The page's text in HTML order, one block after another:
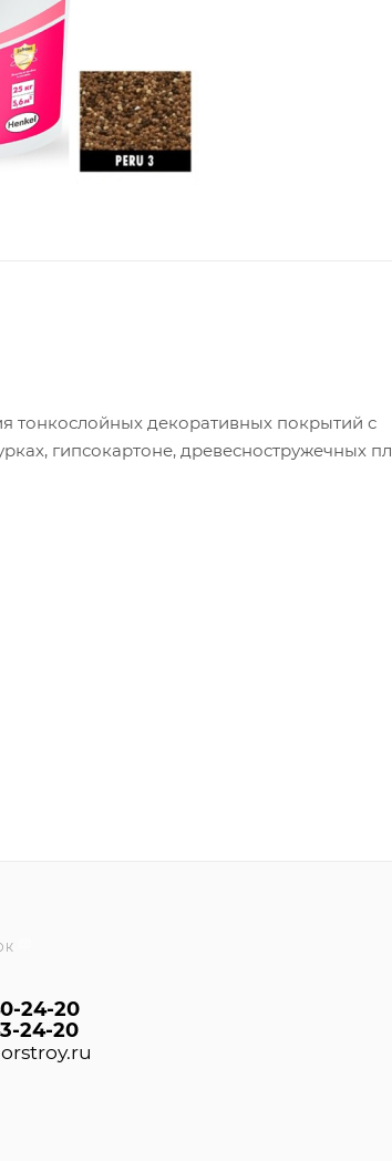
тонкослойных декоративных покрытий с
гипсокартоне, древесностружечных
24-20
24-20